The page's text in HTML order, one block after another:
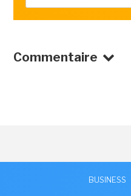
Commentaire
BUSINESS